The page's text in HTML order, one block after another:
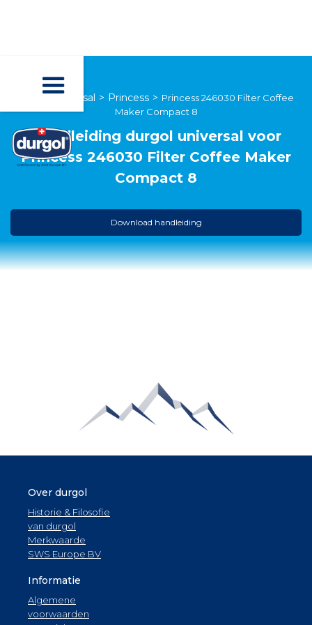
durgol universal > Princess > Princess 246030 Filter Coffee
Maker Compact 8
Handleiding durgol universal voor
Princess 246030 Filter Coffee Maker
Compact 8
Download handleiding
Over durgol
Historie & Filosofie
van durgol
Merkwaarde
SWS Europe BV
Informatie
Algemene
voorwaarden